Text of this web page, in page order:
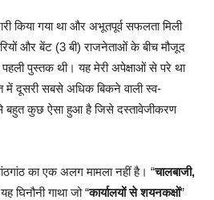
किया गया था और अभूतपूर्व सफलता मिली
और बेंट (3 बी) राजनेताओं के बीच मौजूद
पुस्तक थी। यह मेरी अपेक्षाओं से परे था
दूसरी सबसे अधिक बिकने वाली स्व-
बहुत कुछ ऐसा हुआ है जिसे दस्तावेजीकरण
का एक अलग मामला नहीं है। “चालबाजी,
घिनौनी गाथा जो “कार्यालयों से शयनकक्षों”